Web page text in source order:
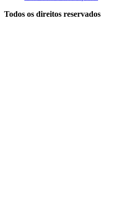
Todos os direitos reservados